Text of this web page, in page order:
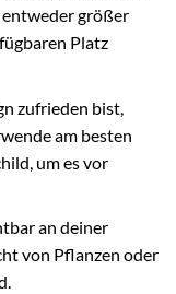
entweder größer
Platz
zufrieden bist,
am besten
um es vor
an deiner
von Pflanzen oder